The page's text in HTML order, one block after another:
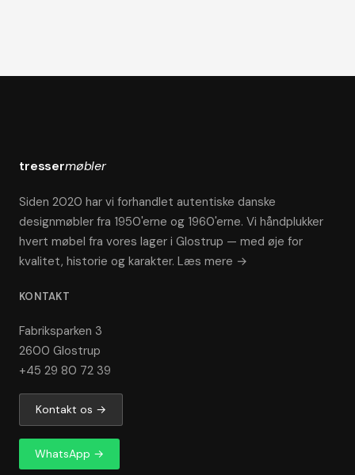
tressermøbler
Siden 2020 har vi forhandlet autentiske danske
designmøbler fra 1950'erne og 1960'erne. Vi håndplukker
hvert møbel fra vores lager i Glostrup — med øje for
kvalitet, historie og karakter. Læs mere →
KONTAKT
Fabriksparken 3
2600 Glostrup
+45 29 80 72 39
Kontakt os →
WhatsApp →